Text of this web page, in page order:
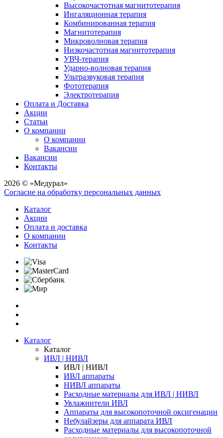
Высокочастотная магнитотерапия
Ингаляционная терапия
Комбинированная терапия
Магнитотерапия
Микроволновая терапия
Низкочастотная магнитотерапия
УВЧ-терапия
Ударно-волновая терапия
Ультразвуковая терапия
Фототерапия
Электротерапия
Оплата и Доставка
Акции
Статьи
О компании
О компании
Вакансии
Вакансии
Контакты
2026 © «Медурал»
Согласие на обработку персональных данных
Каталог
Акции
Оплата и доставка
О компании
Контакты
Каталог
Каталог
ИВЛ | НИВЛ
ИВЛ | НИВЛ
ИВЛ аппараты
НИВЛ аппараты
Расходные материалы для ИВЛ | НИВЛ
Увлажнители ИВЛ
Аппараты для высокопоточной оксигенации
Небулайзеры для аппарата ИВЛ
Расходные материалы для высокопоточной